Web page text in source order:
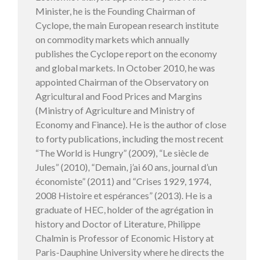
Minister, he is the Founding Chairman of
Cyclope, the main European research institute
on commodity markets which annually
publishes the Cyclope report on the economy
and global markets. In October 2010, he was
appointed Chairman of the Observatory on
Agricultural and Food Prices and Margins
(Ministry of Agriculture and Ministry of
Economy and Finance). He is the author of close
to forty publications, including the most recent
“The World is Hungry” (2009), “Le siècle de
Jules” (2010), “Demain, j’ai 60 ans, journal d’un
économiste” (2011) and “Crises 1929, 1974,
2008 Histoire et espérances” (2013). He is a
graduate of HEC, holder of the agrégation in
history and Doctor of Literature, Philippe
Chalmin is Professor of Economic History at
Paris-Dauphine University where he directs the